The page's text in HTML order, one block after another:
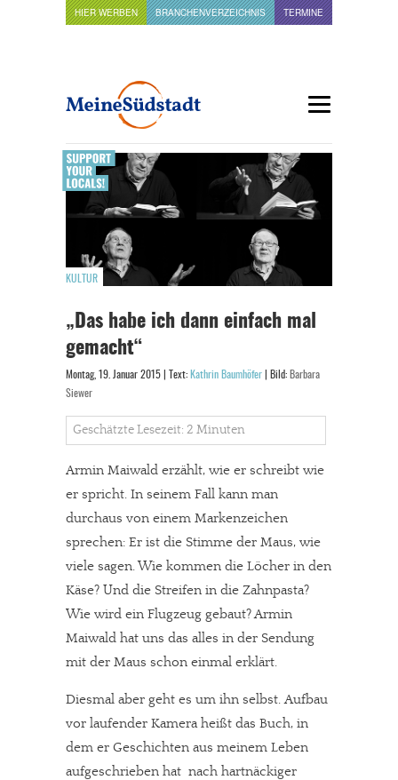
HIER WERBEN BRANCHENVERZEICHNIS TERMINE
KULTUR
„Das habe ich dann einfach mal
gemacht“
Montag, 19. Januar 2015 | Text: Kathrin Baumhöfer | Bild: Barbara
Siewer
Geschätzte Lesezeit: 2 Minuten
Armin Maiwald erzählt, wie er schreibt wie
er spricht. In seinem Fall kann man
durchaus von einem Markenzeichen
sprechen: Er ist die Stimme der Maus, wie
viele sagen. Wie kommen die Löcher in den
Käse? Und die Streifen in die Zahnpasta?
Wie wird ein Flugzeug gebaut? Armin
Maiwald hat uns das alles in der Sendung
mit der Maus schon einmal erklärt.
Diesmal aber geht es um ihn selbst. Aufbau
vor laufender Kamera heißt das Buch, in
dem er Geschichten aus meinem Leben
aufgeschrieben hat  nach hartnäckiger